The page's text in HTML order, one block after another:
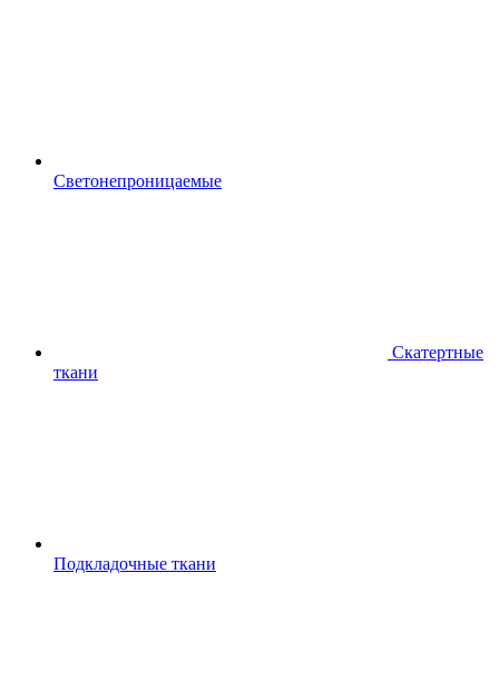
Светонепроницаемые
Скатертные
ткани
Подкладочные ткани